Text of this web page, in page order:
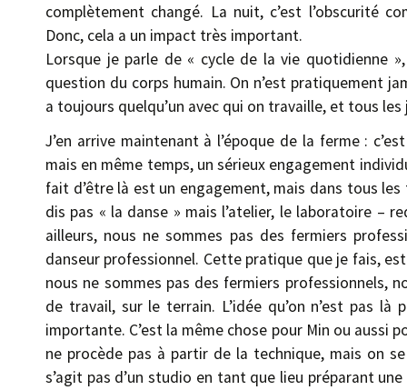
complètement changé. La nuit, c’est l’obscurité
Donc, cela a un impact très important.
Lorsque je parle de « cycle de la vie quotidienne
question du corps humain. On n’est pratiquement
a toujours quelqu’un avec qui on travaille, et tous
J’en arrive maintenant à l’époque de la ferme :
mais en même temps, un sérieux engagement
fait d’être là est un engagement, mais dans tous
dis pas « la danse » mais l’atelier, le laboratoire –
ailleurs, nous ne sommes pas des fermiers
danseur professionnel. Cette pratique que je fais,
nous ne sommes pas des fermiers professionnels,
de travail, sur le terrain. L’idée qu’on n’est pas
importante. C’est la même chose pour Min ou aussi
ne procède pas à partir de la technique, mais on
s’agit pas d’un studio en tant que lieu préparant